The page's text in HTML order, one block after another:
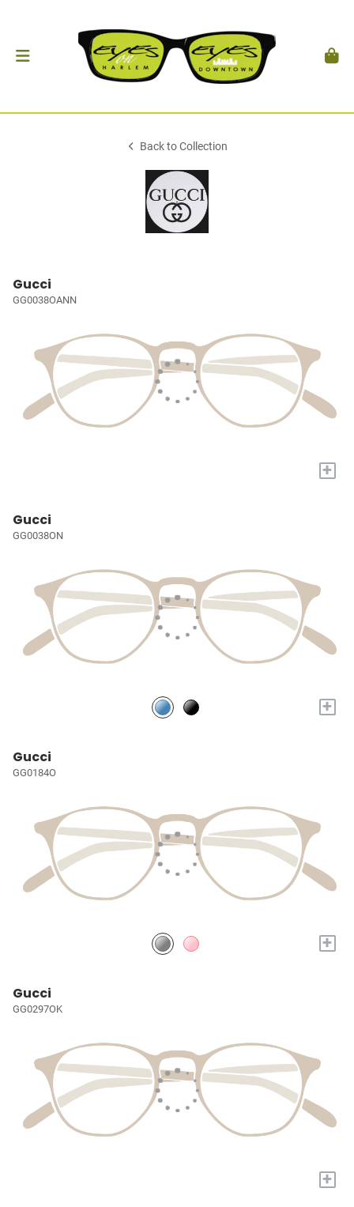
Back to Collection
Gucci
GG0038OANN
+
Gucci
GG0038ON
+
Gucci
GG0184O
+
Gucci
GG0297OK
+